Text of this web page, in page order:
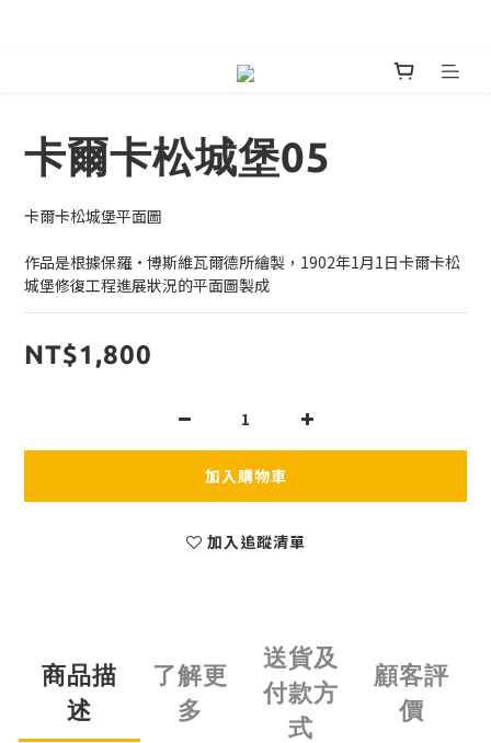
卡爾卡松城堡05
卡爾卡松城堡平面圖
作品是根據保羅·博斯維瓦爾德所繪製，1902年1月1日卡爾卡松
城堡修復工程進展狀況的平面圖製成
NT$1,800
加入購物車
加入追蹤清單
商品描
述
了解更
多
送貨及
付款方
式
顧客評
價